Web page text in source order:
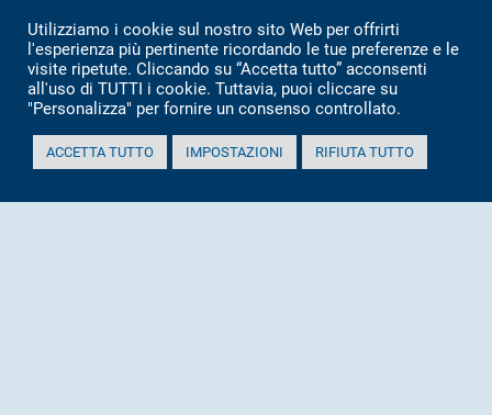
Asa s.r.l Azienda Servizi Ambientali
Via San Vincenzo, 18 60013 CORINALDO (AN)
Tel. 0039 071 7976209
P.IVA 02151080427
Informativa sulla privacy per clienti e fornitori
Utilizziamo i cookie sul nostro sito Web per offrirti
l'esperienza più pertinente ricordando le tue preferenze e le
visite ripetute. Cliccando su “Accetta tutto” acconsenti
all'uso di TUTTI i cookie. Tuttavia, puoi cliccare su
"Personalizza" per fornire un consenso controllato.
ACCETTA TUTTO IMPOSTAZIONI RIFIUTA TUTTO